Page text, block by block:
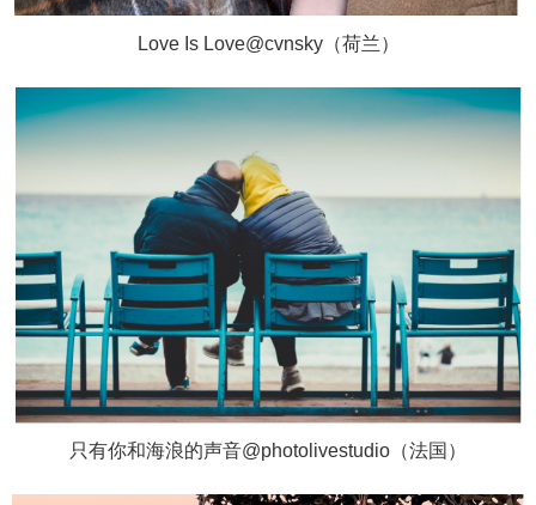
Love Is Love@cvnsky（荷兰）
只有你和海浪的声音@photolivestudio（法国）